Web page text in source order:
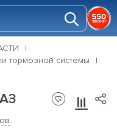
тормозной системы